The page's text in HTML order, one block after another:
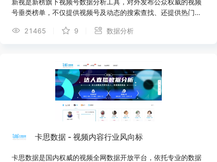
号垂类榜单，不仅提供视频号及动态的搜索查找、还提供热门话
主运营变现。
21465 9 数据分析
卡思数据 - 视频内容行业风向标
卡思数据是国内权威的视频全网数据开放平台，依托专业的数据